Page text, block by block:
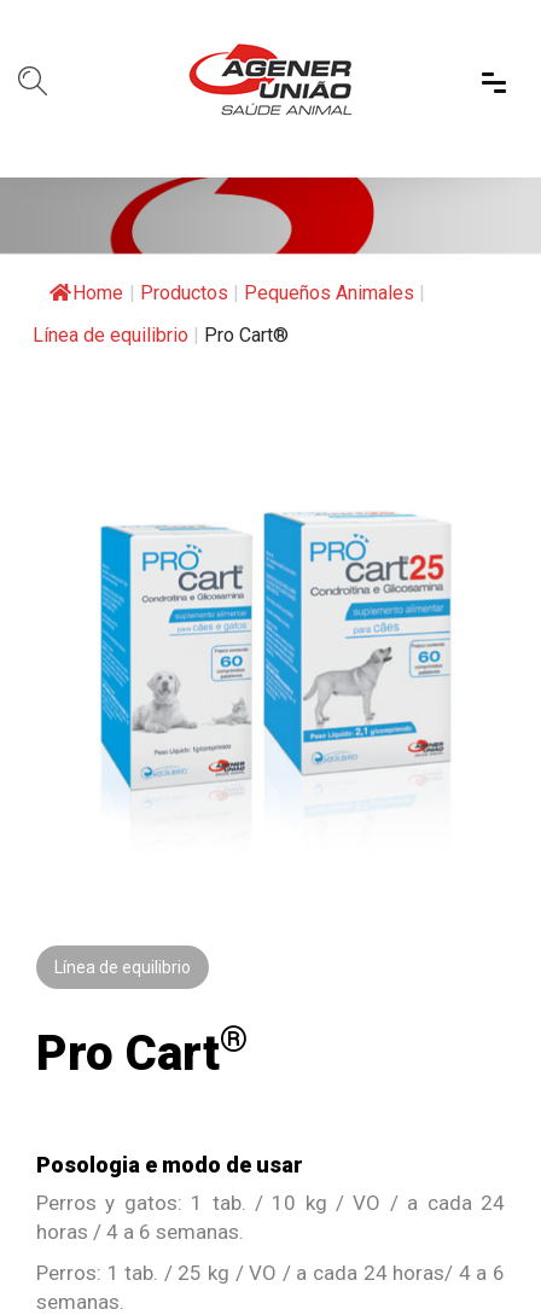
Home | Productos | Pequeños Animales |
Línea de equilibrio | Pro Cart®
Línea de equilibrio
Pro Cart®
Posologia e modo de usar
Perros y gatos: 1 tab. / 10 kg / VO / a cada 24
horas / 4 a 6 semanas.
Perros: 1 tab. / 25 kg / VO / a cada 24 horas/ 4 a 6
semanas.